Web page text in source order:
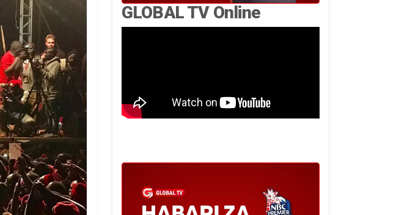
GLOBAL TV Online